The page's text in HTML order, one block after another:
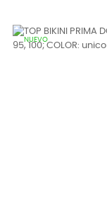
NUEVO